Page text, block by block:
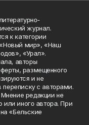
журнал.
к категории
«Новый мир», «Наш
«Урал».
авторы
размещенного
и не
переписку с авторами.
редакции не
или иного автора. При
«Бельские